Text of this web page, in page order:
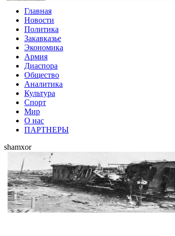
Главная
Новости
Политика
Закавказье
Экономика
Армия
Диаспора
Общество
Аналитика
Культура
Спорт
Мир
О нас
ПАРТНЕРЫ
shamxor